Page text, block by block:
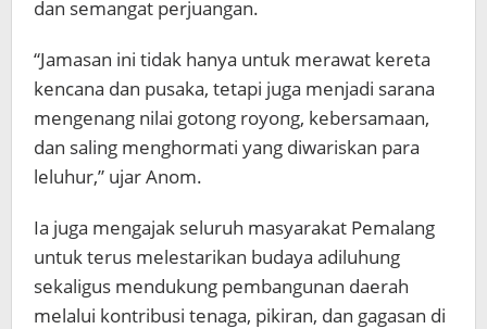
dan semangat perjuangan.
“Jamasan ini tidak hanya untuk merawat kereta
kencana dan pusaka, tetapi juga menjadi sarana
mengenang nilai gotong royong, kebersamaan,
dan saling menghormati yang diwariskan para
leluhur,” ujar Anom.
Ia juga mengajak seluruh masyarakat Pemalang
untuk terus melestarikan budaya adiluhung
sekaligus mendukung pembangunan daerah
melalui kontribusi tenaga, pikiran, dan gagasan di